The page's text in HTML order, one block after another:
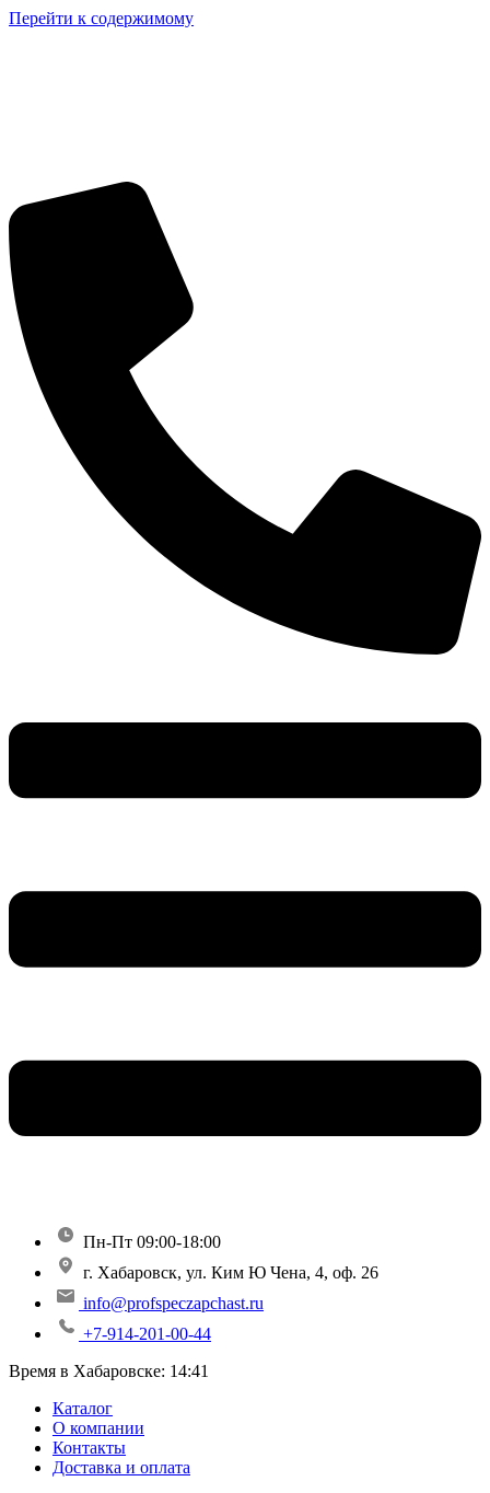
Перейти к содержимому
Пн-Пт 09:00-18:00
г. Хабаровск, ул. Ким Ю Чена, 4, оф. 26
info@profspeczapchast.ru
+7-914-201-00-44
Время в Хабаровске: 14:41
Каталог
О компании
Контакты
Доставка и оплата